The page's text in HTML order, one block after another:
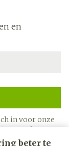
beter te
en
in voor onze
policy.